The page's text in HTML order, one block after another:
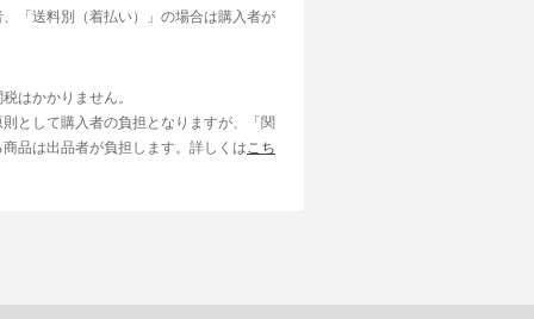
「送料別（着払い）」の場合は購入者が
はかかりません。
として購入者の負担となりますが、「関
品は出品者が負担します。詳しくは こち